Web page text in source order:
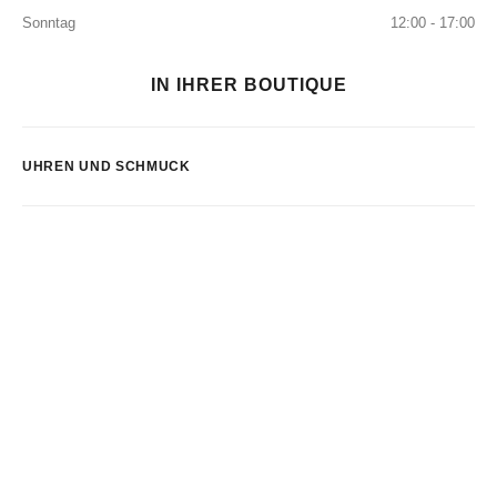
Sonntag
12:00 - 17:00
IN IHRER BOUTIQUE
UHREN UND SCHMUCK